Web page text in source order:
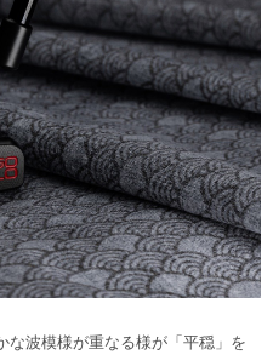
な波模様が重なる様が「平穏」を